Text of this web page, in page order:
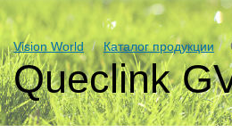
Vision World Каталог продукции
Queclink